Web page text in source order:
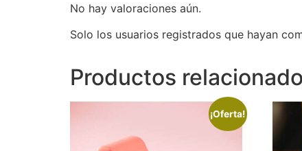
No hay valoraciones aún.
Solo los usuarios registrados que hayan
Productos
¡Oferta!